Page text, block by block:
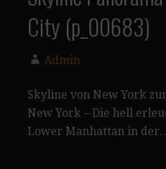
City (p_00683)
Admin
Skyline von New York
New York – Die hell
Lower Manhattan in